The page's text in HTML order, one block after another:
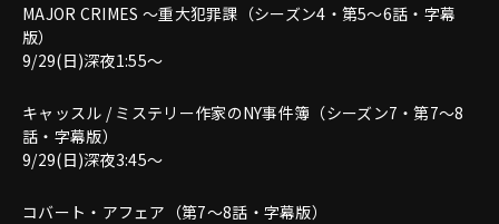
MAJOR CRIMES ～重大犯罪課（シーズン4・第5～6話・字幕
版）
9/29(日)深夜1:55～
キャッスル / ミステリー作家のNY事件簿（シーズン7・第7～8
話・字幕版）
9/29(日)深夜3:45～
コバート・アフェア（第7～8話・字幕版）